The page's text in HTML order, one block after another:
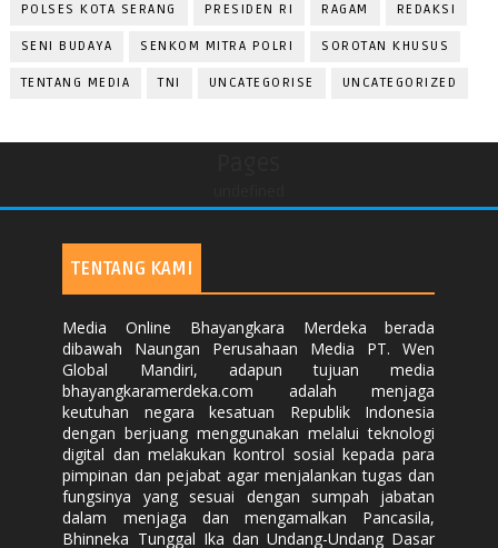
POLSES KOTA SERANG PRESIDEN RI RAGAM REDAKSI
SENI BUDAYA SENKOM MITRA POLRI SOROTAN KHUSUS
TENTANG MEDIA TNI UNCATEGORISE UNCATEGORIZED
TENTANG KAMI
Media Online Bhayangkara Merdeka berada
dibawah Naungan Perusahaan Media PT. Wen
Global Mandiri, adapun tujuan media
bhayangkaramerdeka.com adalah menjaga
keutuhan negara kesatuan Republik Indonesia
dengan berjuang menggunakan melalui teknologi
digital dan melakukan kontrol sosial kepada para
pimpinan dan pejabat agar menjalankan tugas dan
fungsinya yang sesuai dengan sumpah jabatan
dalam menjaga dan mengamalkan Pancasila,
Bhinneka Tunggal Ika dan Undang-Undang Dasar